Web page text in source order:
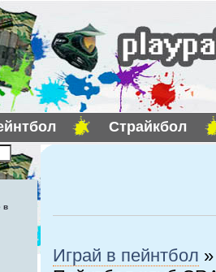
Страйкбол
в
Играй в пейнтбол